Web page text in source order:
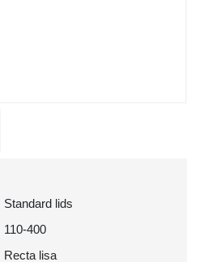
Standard lids
110-400
Recta lisa